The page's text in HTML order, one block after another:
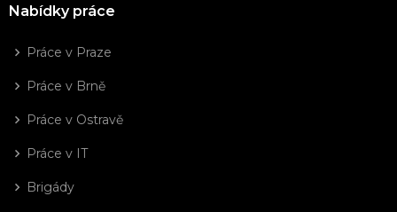
Nabídky práce
Práce v Praze
Práce v Brně
Práce v Ostravě
Práce v IT
Brigády